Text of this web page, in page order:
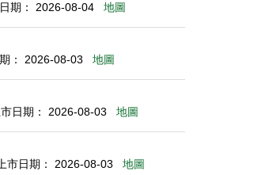
日期： 2026-08-04 地圖
期： 2026-08-03 地圖
市日期： 2026-08-03 地圖
上市日期： 2026-08-03 地圖